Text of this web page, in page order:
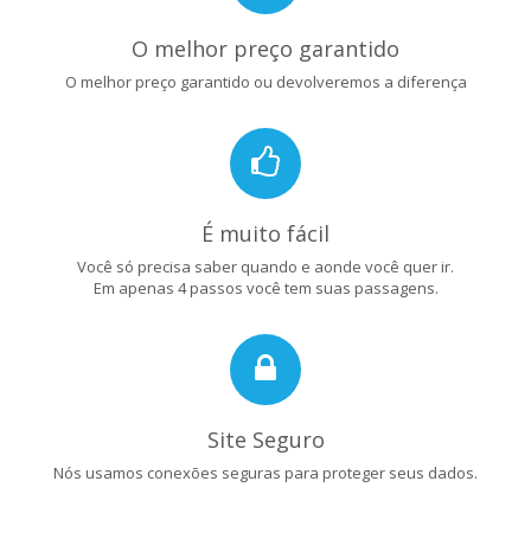
O melhor preço garantido
O melhor preço garantido ou devolveremos a diferença
É muito fácil
Você só precisa saber quando e aonde você quer ir.
Em apenas 4 passos você tem suas passagens.
Site Seguro
Nós usamos conexões seguras para proteger seus dados.